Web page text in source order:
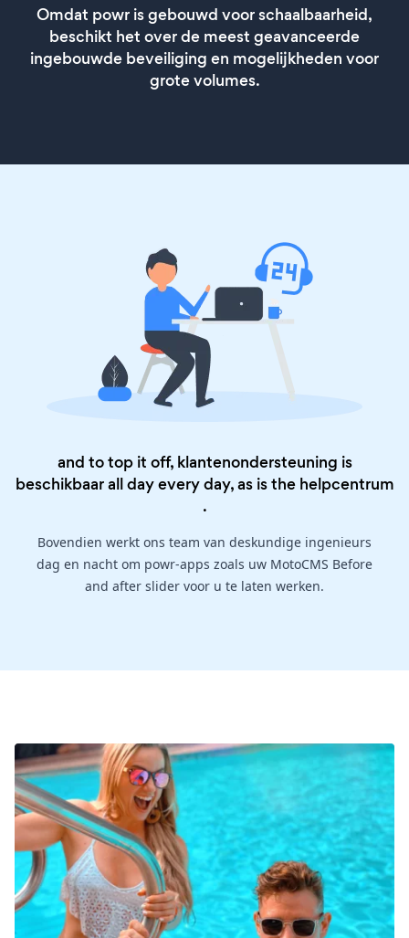
Omdat powr is gebouwd voor schaalbaarheid,
beschikt het over de meest geavanceerde
ingebouwde beveiliging en mogelijkheden voor
grote volumes.
and to top it off, klantenondersteuning is
beschikbaar all day every day, as is the helpcentrum
.
Bovendien werkt ons team van deskundige ingenieurs
dag en nacht om powr-apps zoals uw MotoCMS Before
and after slider voor u te laten werken.